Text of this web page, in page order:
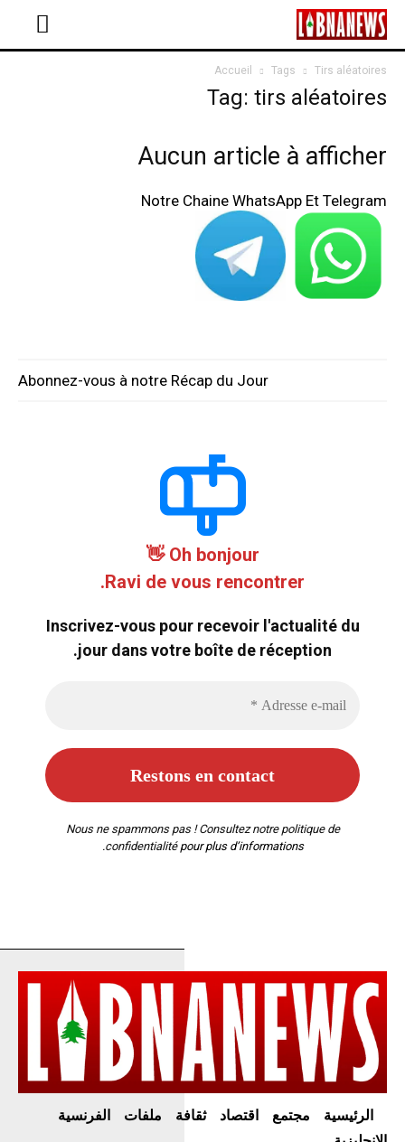
Accueil Tags Tirs aléatoires
Tag: tirs aléatoires
Aucun article à afficher
Notre Chaine WhatsApp Et Telegram
Abonnez-vous à notre Récap du Jour
Oh bonjour 👋
Ravi de vous rencontrer.
Inscrivez-vous pour recevoir l'actualité du
jour dans votre boîte de réception.
Nous ne spammons pas ! Consultez notre politique de
confidentialitépour plus d’informations.
الرئيسية مجتمع اقتصاد ثقافة ملفات
الفرنسية